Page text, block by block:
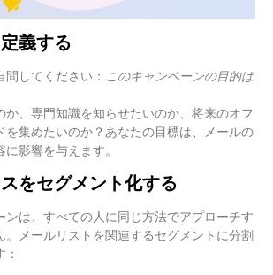
義する
してください： このキャンペーンの目的は
か、専門知識を知らせたいのか、将来のオフ
を集めたいのか？あなたの目標は、メールの
影響を与えます。
をセグメント化する
ンは、すべての人に同じ方法でアプローチす
。メールリストを関連するセグメントに分割